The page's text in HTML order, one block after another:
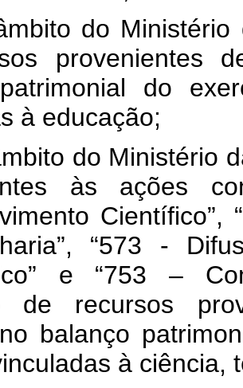
do Ministério
provenientes
do
à educação;
do Ministério
às ações
Científico”,
“573 -
e “753 –
de recursos
balanço
à ciência,